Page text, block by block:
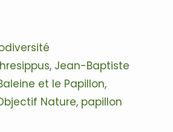
, Jean-Baptiste
et le Papillon,
Nature, papillon